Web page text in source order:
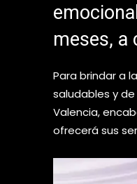
meses, a
Para brindar a
saludables y
Valencia,
ofrecerá sus